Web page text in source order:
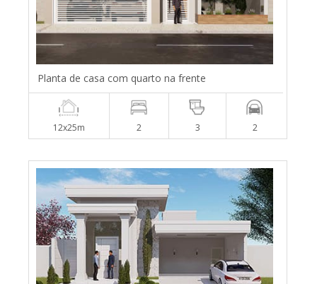
Planta de casa com quarto na frente
12x25m 2 3 2